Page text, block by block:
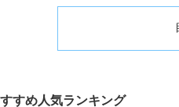
すめ人気ランキング